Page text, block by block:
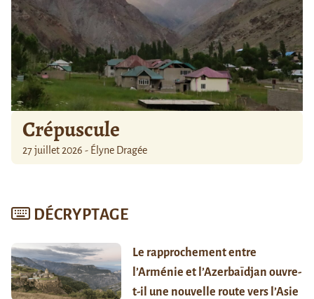
Crépuscule
27 juillet 2026 - Élyne Dragée
DÉCRYPTAGE
Le rapprochement entre
l’Arménie et l’Azerbaïdjan ouvre-
t-il une nouvelle route vers l’Asie